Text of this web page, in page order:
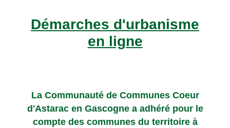
Démarches d'urbanisme
en ligne
La Communauté de Communes Coeur
d'Astarac en Gascogne a adhéré pour le
compte des communes du territoire à